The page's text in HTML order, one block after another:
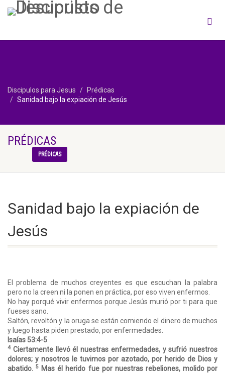
Discipulos para Jesus
Prédicas
Sanidad bajo la expiación de Jesús
PRÉDICAS
PRÉDICAS
Sanidad bajo la expiación de
Jesús
El problema de muchos creyentes es que escuchan la palabra
pero no la creen ni la ponen en práctica, por eso viven enfermos.
No hay porqué vivir enfermos porque Jesús murió por ti para que
fueses sano.
Saltón, revoltón y la oruga se están comiendo el dinero de muchos
y luego hasta piden prestado, por enfermedades.
Isaías 53:4-5
4 Ciertamente llevó él nuestras enfermedades, y sufrió nuestros
dolores; y nosotros le tuvimos por azotado, por herido de Dios y
abatido. 5Mas él herido fue por nuestras rebeliones, molido por